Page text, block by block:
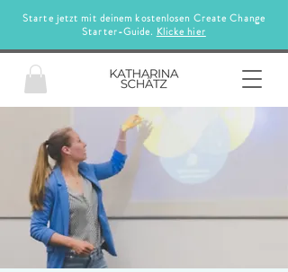
Starte jetzt mit deinem kostenlosen Create Change
Starter-Guide. Klicke hier